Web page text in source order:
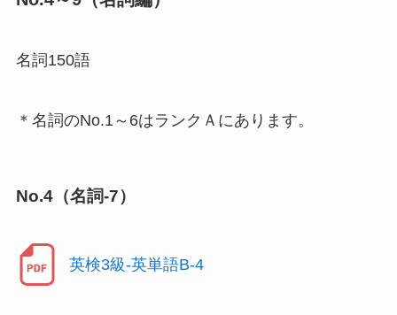
名詞150語
＊名詞のNo.1～6はランクＡにあります。
No.4（名詞-7）
英検3級-英単語B-4